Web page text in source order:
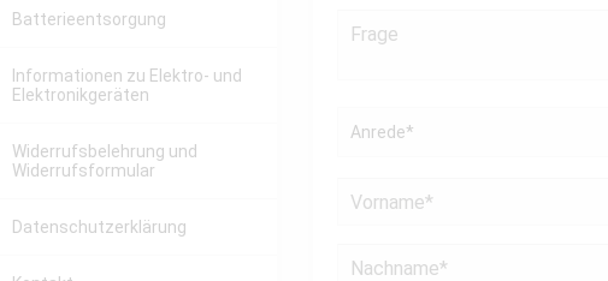
Batterieentsorgung
Informationen zu Elektro- und
Elektronikgeräten
Widerrufsbelehrung und
Widerrufsformular
Datenschutzerklärung